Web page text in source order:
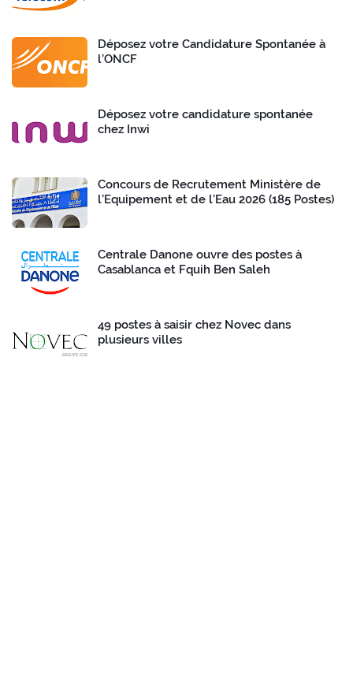
Déposez votre Candidature Spontanée à
l’ONCF
Déposez votre candidature spontanée
chez Inwi
Concours de Recrutement Ministère de
l’Equipement et de l’Eau 2026 (185 Postes)
Centrale Danone ouvre des postes à
Casablanca et Fquih Ben Saleh
49 postes à saisir chez Novec dans
plusieurs villes